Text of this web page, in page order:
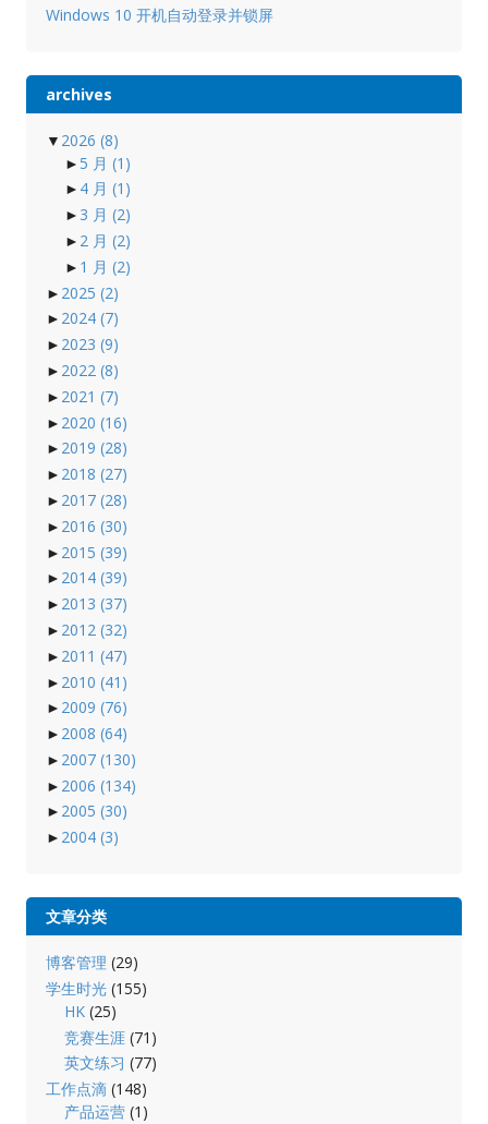
Windows 10 开机自动登录并锁屏
archives
▼ 2026 (8)
► 5 月 (1)
► 4 月 (1)
► 3 月 (2)
► 2 月 (2)
► 1 月 (2)
► 2025 (2)
► 2024 (7)
► 2023 (9)
► 2022 (8)
► 2021 (7)
► 2020 (16)
► 2019 (28)
► 2018 (27)
► 2017 (28)
► 2016 (30)
► 2015 (39)
► 2014 (39)
► 2013 (37)
► 2012 (32)
► 2011 (47)
► 2010 (41)
► 2009 (76)
► 2008 (64)
► 2007 (130)
► 2006 (134)
► 2005 (30)
► 2004 (3)
文章分类
博客管理 (29)
学生时光(155)
HK (25)
竞赛生涯 (71)
英文练习 (77)
工作点滴(148)
产品运营 (1)